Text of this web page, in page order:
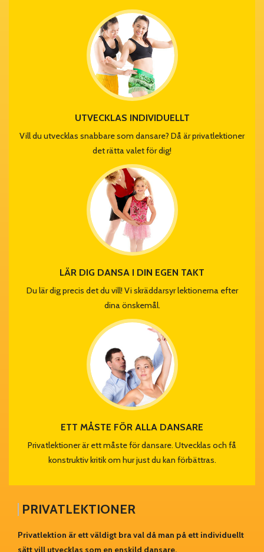
UTVECKLAS INDIVIDUELLT
Vill du utvecklas snabbare som dansare? Då är privatlektioner
det rätta valet för dig!
LÄR DIG DANSA I DIN EGEN TAKT
Du lär dig precis det du vill! Vi skräddarsyr lektionerna efter
dina önskemål.
ETT MÅSTE FÖR ALLA DANSARE
Privatlektioner är ett måste för dansare. Utvecklas och få
konstruktiv kritik om hur just du kan förbättras.
PRIVATLEKTIONER
Privatlektion är ett väldigt bra val då man på ett individuellt
sätt vill utvecklas som en enskild dansare.